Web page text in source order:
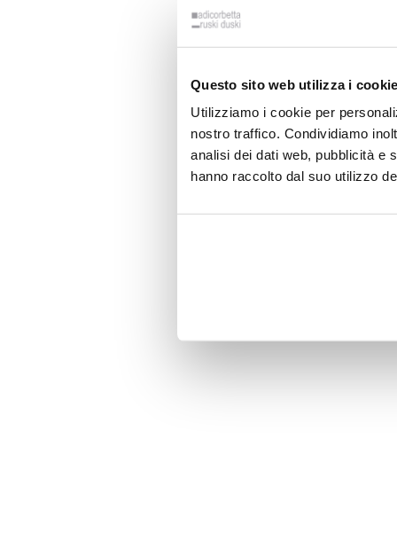
Questo sito web utilizza i
Utilizziamo i cookie per
nostro traffico. Condividiamo
analisi dei dati web, pubblicità e
hanno raccolto dal suo utilizzo